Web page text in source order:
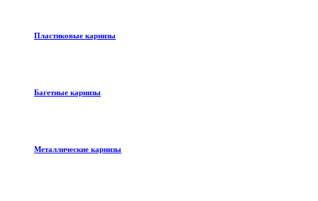
Пластиковые карнизы
Багетные карнизы
Металлические карнизы